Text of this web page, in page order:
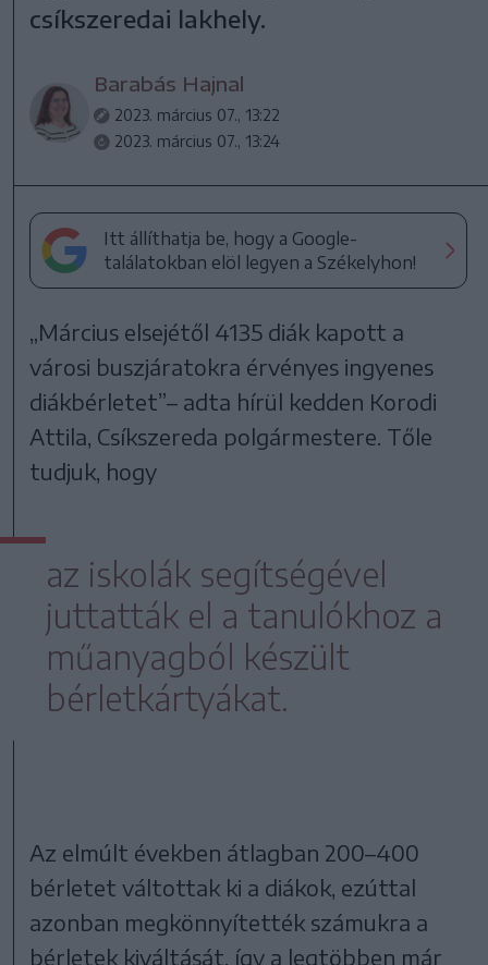
csíkszeredai lakhely.
Barabás Hajnal
2023. március 07., 13:22
2023. március 07., 13:24
Itt állíthatja be, hogy a Google-
találatokban elöl legyen a Székelyhon!
„Március elsejétől 4135 diák kapott a
városi buszjáratokra érvényes ingyenes
diákbérletet”– adta hírül kedden Korodi
Attila, Csíkszereda polgármestere. Tőle
tudjuk, hogy
az iskolák segítségével
juttatták el a tanulókhoz a
műanyagból készült
bérletkártyákat.
Az elmúlt években átlagban 200–400
bérletet váltottak ki a diákok, ezúttal
azonban megkönnyítették számukra a
bérletek kiváltását, így a legtöbben már